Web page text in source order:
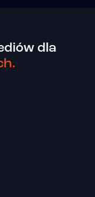
dla